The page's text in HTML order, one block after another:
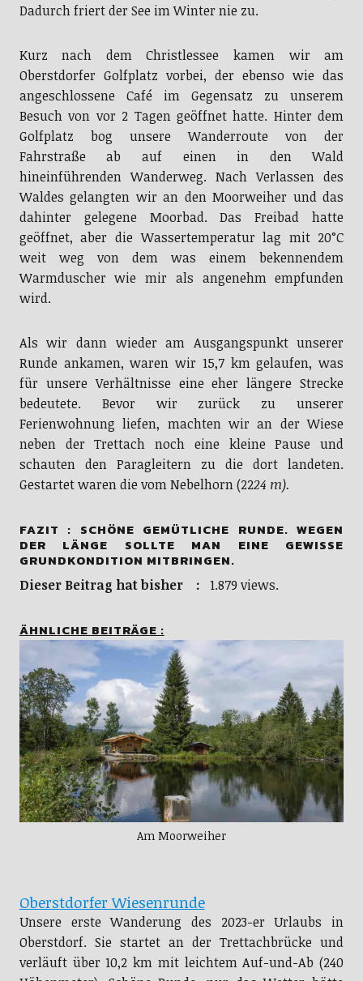
Dadurch friert der See im Winter nie zu.
Kurz nach dem Christlessee kamen wir am
Oberstdorfer Golfplatz vorbei, der ebenso wie das
angeschlossene Café im Gegensatz zu unserem
Besuch von vor 2 Tagen geöffnet hatte. Hinter dem
Golfplatz bog unsere Wanderroute von der
Fahrstraße ab auf einen in den Wald
hineinführenden Wanderweg. Nach Verlassen des
Waldes gelangten wir an den Moorweiher und das
dahinter gelegene Moorbad. Das Freibad hatte
geöffnet, aber die Wassertemperatur lag mit 20°C
weit weg von dem was einem bekennendem
Warmduscher wie mir als angenehm empfunden
wird.
Als wir dann wieder am Ausgangspunkt unserer
Runde ankamen, waren wir 15,7 km gelaufen, was
für unsere Verhältnisse eine eher längere Strecke
bedeutete. Bevor wir zurück zu unserer
Ferienwohnung liefen, machten wir an der Wiese
neben der Trettach noch eine kleine Pause und
schauten den Paragleitern zu die dort landeten.
Gestartet waren die vom Nebelhorn (2224 m).
FAZIT : SCHÖNE GEMÜTLICHE RUNDE. WEGEN
DER LÄNGE SOLLTE MAN EINE GEWISSE
GRUNDKONDITION MITBRINGEN.
Dieser Beitrag hat bisher : 1.879 views.
ÄHNLICHE BEITRÄGE :
Am Moorweiher
Oberstdorfer Wiesenrunde
Unsere erste Wanderung des 2023-er Urlaubs in
Oberstdorf. Sie startet an der Trettachbrücke und
verläuft über 10,2 km mit leichtem Auf-und-Ab (240